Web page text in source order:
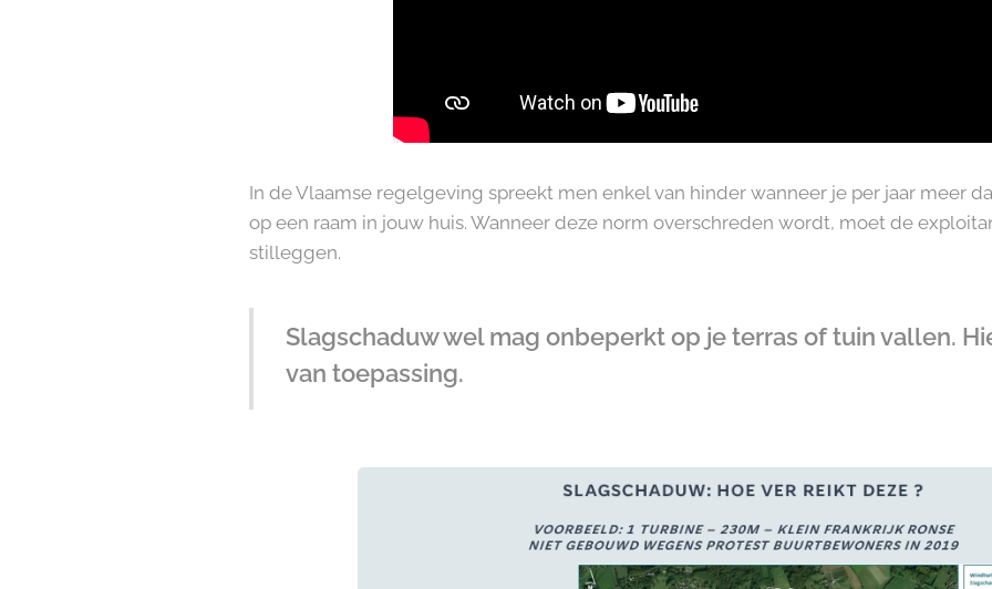
In de Vlaamse regelgeving spreekt men enkel van hinder wanneer je per jaar meer
op een raam in jouw huis. Wanneer deze norm overschreden wordt, moet de
stilleggen.
Slagschaduw wel mag onbeperkt op je terras of tuin vallen.
van toepassing.